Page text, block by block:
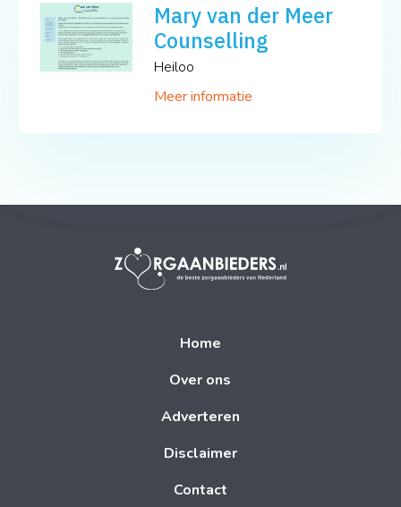
Mary van der Meer
Counselling
Heiloo
Meer informatie
Home
Over ons
Adverteren
Disclaimer
Contact